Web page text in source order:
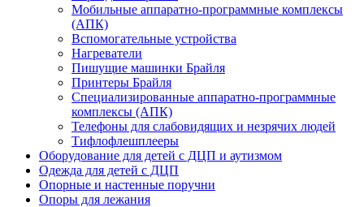
Мобильные аппаратно-программные комплексы
(АПК)
Вспомогательные устройства
Нагреватели
Пишущие машинки Брайля
Принтеры Брайля
Специализированные аппаратно-программные
комплексы (АПК)
Телефоны для слабовидящих и незрячих людей
Тифлофлешплееры
Оборудование для детей с ДЦП и аутизмом
Одежда для детей с ДЦП
Опорные и настенные поручни
Опоры для лежания